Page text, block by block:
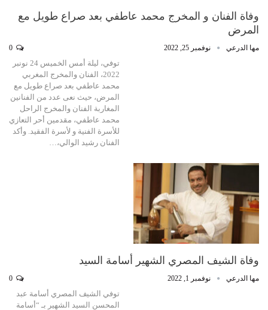
وفاة الفنان و المخرج محمد عاطفي بعد صراع طويل مع
المرض
مها الدرعي نوفمبر 25, 2022
توفي، ليلة أمس الخميس 24 نونبر
2022، الفنان والمخرج المغربي
محمد عاطفي بعد صراع طويل مع
المرض، حيث نعى عدد من الفنانين
المغاربة الفنان والمخرج الراحل
محمد عاطفي، مقدمين أحر التعازي
للأسرة الفنية و لأسرة الفقيد. وأكد
الفنان رشيد الوالي،…
وفاة الشيف المصري الشهير أسامة السيد
مها الدرعي نوفمبر 1, 2022
توفي الشيف المصري أسامة عبد
المحسن السيد الشهير بـ “أسامة